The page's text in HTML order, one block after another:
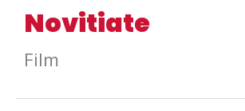
Novitiate
Film